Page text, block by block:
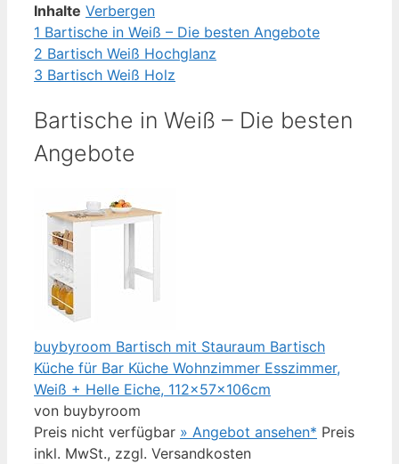
Inhalte Verbergen
1 Bartische in Weiß – Die besten Angebote
2 Bartisch Weiß Hochglanz
3 Bartisch Weiß Holz
Bartische in Weiß – Die besten
Angebote
buybyroom Bartisch mit Stauraum Bartisch
Küche für Bar Küche Wohnzimmer Esszimmer,
Weiß + Helle Eiche, 112×57×106cm
von buybyroom
Preis nicht verfügbar » Angebot ansehen* Preis
inkl. MwSt., zzgl. Versandkosten